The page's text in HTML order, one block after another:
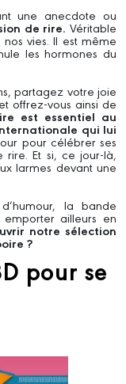
une anecdote ou
de rire. Véritable
vies. Il est même
les hormones du
partagez votre joie
offrez-vous ainsi de
est essentiel au
qui lui
pour célébrer ses
rire. Et si, ce jour-là,
larmes devant une
la bande
ailleurs en
notre sélection
?
pour se